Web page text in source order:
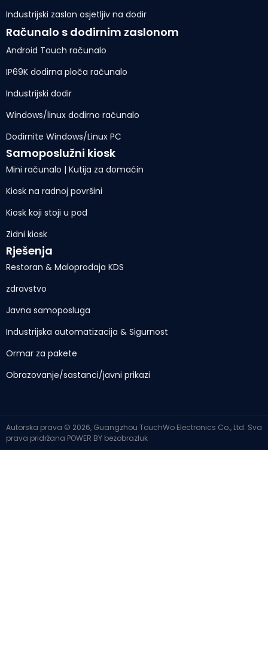
Industrijski zaslon osjetljiv na dodir
Računalo s dodirnim zaslonom
Android Touch računalo
IP69K dodirna ploča računalo
Industrijski dodir
Windows/linux dodirno računalo
Dodirnite Windows/Linux PC
Samoposlužni kiosk
Mini računalo | Kutija za domaćin
Kiosk na radnoj površini
Kiosk koji stoji u pod
Zidni kiosk
Rješenja
Restoran & Maloprodaja KDS
zdravstvo
Javna samoposluga
Industrijska automatizacija & Sigurnost
Ormar za pakete
Obrazovanje/sastanci/javni prikazi
Autorska prava © 2026, Guangzhou TouchWo Electronics Co., Ltd. Sva
prava pridržana POWER BY bezobrazluk